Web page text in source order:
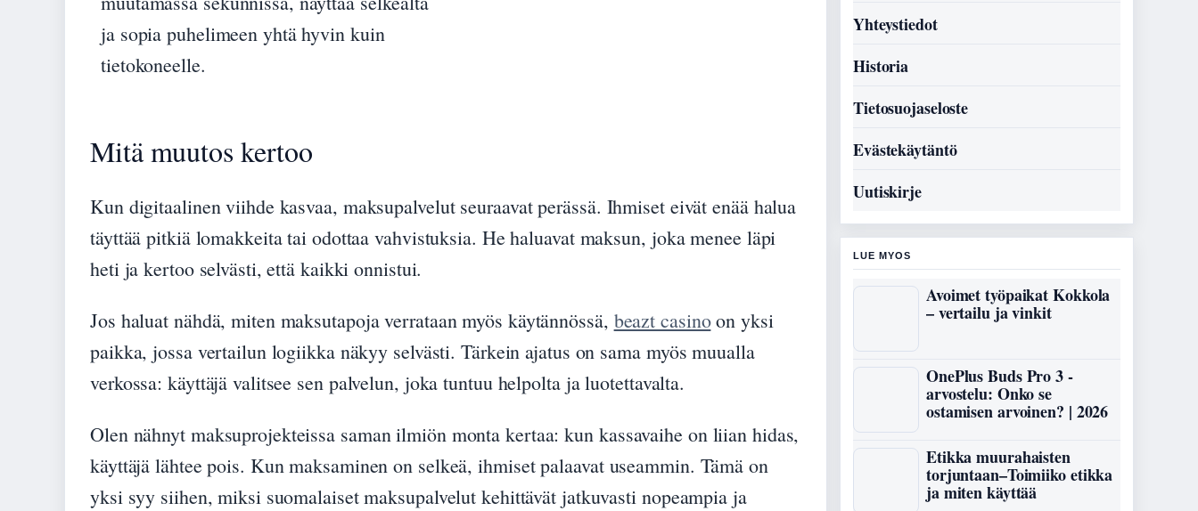
ja sopia puhelimeen yhtä hyvin kuin
tietokoneelle.
Mitä muutos kertoo
Kun digitaalinen viihde kasvaa, maksupalvelut seuraavat perässä. Ihmiset eivät enää halua
täyttää pitkiä lomakkeita tai odottaa vahvistuksia. He haluavat maksun, joka menee läpi
heti ja kertoo selvästi, että kaikki onnistui.
Jos haluat nähdä, miten maksutapoja verrataan myös käytännössä, beazt casinoon yksi
paikka, jossa vertailun logiikka näkyy selvästi. Tärkein ajatus on sama myös muualla
verkossa: käyttäjä valitsee sen palvelun, joka tuntuu helpolta ja luotettavalta.
Olen nähnyt maksuprojekteissa saman ilmiön monta kertaa: kun kassavaihe on liian hidas,
käyttäjä lähtee pois. Kun maksaminen on selkeä, ihmiset palaavat useammin. Tämä on
yksi syy siihen, miksi suomalaiset maksupalvelut kehittävät jatkuvasti nopeampia ja
Yhteystiedot
Historia
Tietosuojaseloste
Evästekäytäntö
Uutiskirje
LUE MYOS
Avoimet työpaikat Kokkola
– vertailu ja vinkit
OnePlus Buds Pro 3 -
arvostelu: Onko se
ostamisen arvoinen? | 2026
Etikka muurahaisten
torjuntaan–Toimiiko etikka
ja miten käyttää